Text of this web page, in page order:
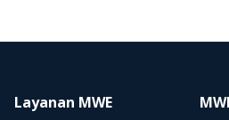
Layanan MWE